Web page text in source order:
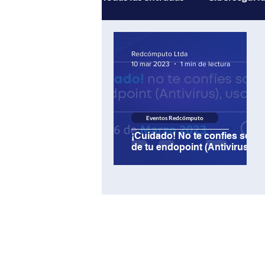
Multicloud Inteligencia
¡Cuidado! No te confies solo
de tu endopoint (Antivirus)
Eventos Redcómputo
Redcómputo Ltda
10 mar 2023
1 min de lectura